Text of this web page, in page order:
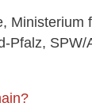
Ministerium
Pfalz,